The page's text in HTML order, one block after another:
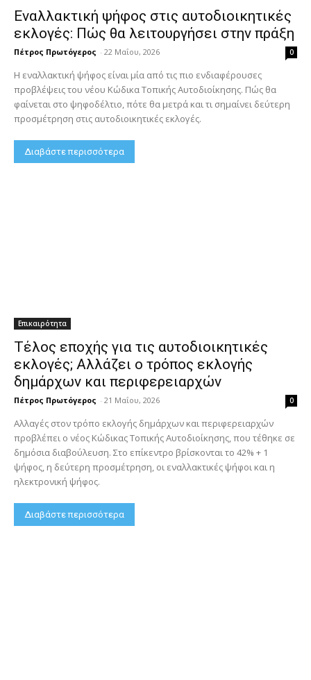
Εναλλακτική ψήφος στις αυτοδιοικητικές
εκλογές: Πώς θα λειτουργήσει στην πράξη
Πέτρος Πρωτόγερος - 22 Μαΐου, 2026 0
Η εναλλακτική ψήφος είναι μία από τις πιο ενδιαφέρουσες
προβλέψεις του νέου Κώδικα Τοπικής Αυτοδιοίκησης. Πώς θα
φαίνεται στο ψηφοδέλτιο, πότε θα μετρά και τι σημαίνει δεύτερη
προσμέτρηση στις αυτοδιοικητικές εκλογές.
Διαβάστε περισσότερα
Επικαιρότητα
Τέλος εποχής για τις αυτοδιοικητικές
εκλογές; Αλλάζει ο τρόπος εκλογής
δημάρχων και περιφερειαρχών
Πέτρος Πρωτόγερος - 21 Μαΐου, 2026 0
Αλλαγές στον τρόπο εκλογής δημάρχων και περιφερειαρχών
προβλέπει ο νέος Κώδικας Τοπικής Αυτοδιοίκησης, που τέθηκε σε
δημόσια διαβούλευση. Στο επίκεντρο βρίσκονται το 42% + 1
ψήφος, η δεύτερη προσμέτρηση, οι εναλλακτικές ψήφοι και η
ηλεκτρονική ψήφος.
Διαβάστε περισσότερα